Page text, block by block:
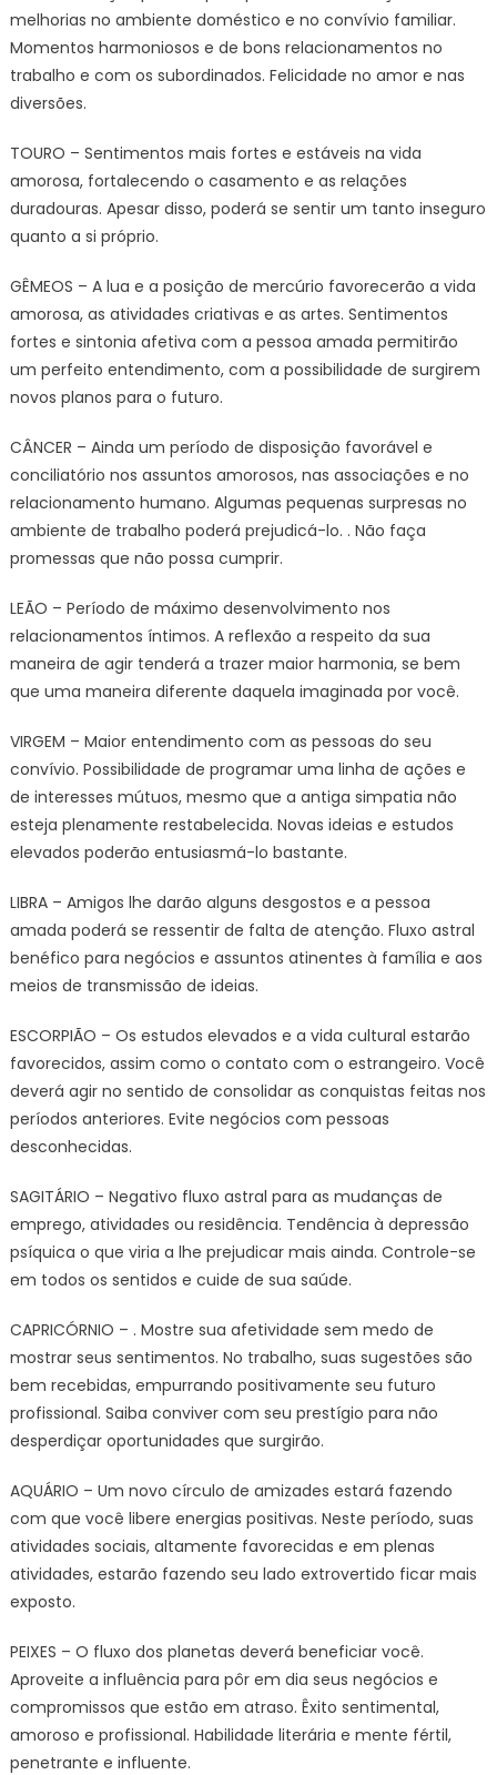
melhorias no ambiente doméstico e no convívio familiar.
Momentos harmoniosos e de bons relacionamentos no
trabalho e com os subordinados. Felicidade no amor e nas
diversões.
TOURO – Sentimentos mais fortes e estáveis na vida
amorosa, fortalecendo o casamento e as relações
duradouras. Apesar disso, poderá se sentir um tanto inseguro
quanto a si próprio.
GÊMEOS – A lua e a posição de mercúrio favorecerão a vida
amorosa, as atividades criativas e as artes. Sentimentos
fortes e sintonia afetiva com a pessoa amada permitirão
um perfeito entendimento, com a possibilidade de surgirem
novos planos para o futuro.
CÂNCER – Ainda um período de disposição favorável e
conciliatório nos assuntos amorosos, nas associações e no
relacionamento humano. Algumas pequenas surpresas no
ambiente de trabalho poderá prejudicá-lo. . Não faça
promessas que não possa cumprir.
LEÃO – Período de máximo desenvolvimento nos
relacionamentos íntimos. A reflexão a respeito da sua
maneira de agir tenderá a trazer maior harmonia, se bem
que uma maneira diferente daquela imaginada por você.
VIRGEM – Maior entendimento com as pessoas do seu
convívio. Possibilidade de programar uma linha de ações e
de interesses mútuos, mesmo que a antiga simpatia não
esteja plenamente restabelecida. Novas ideias e estudos
elevados poderão entusiasmá-lo bastante.
LIBRA – Amigos lhe darão alguns desgostos e a pessoa
amada poderá se ressentir de falta de atenção. Fluxo astral
benéfico para negócios e assuntos atinentes à família e aos
meios de transmissão de ideias.
ESCORPIÃO – Os estudos elevados e a vida cultural estarão
favorecidos, assim como o contato com o estrangeiro. Você
deverá agir no sentido de consolidar as conquistas feitas nos
períodos anteriores. Evite negócios com pessoas
desconhecidas.
SAGITÁRIO – Negativo fluxo astral para as mudanças de
emprego, atividades ou residência. Tendência à depressão
psíquica o que viria a lhe prejudicar mais ainda. Controle-se
em todos os sentidos e cuide de sua saúde.
CAPRICÓRNIO – . Mostre sua afetividade sem medo de
mostrar seus sentimentos. No trabalho, suas sugestões são
bem recebidas, empurrando positivamente seu futuro
profissional. Saiba conviver com seu prestígio para não
desperdiçar oportunidades que surgirão.
AQUÁRIO – Um novo círculo de amizades estará fazendo
com que você libere energias positivas. Neste período, suas
atividades sociais, altamente favorecidas e em plenas
atividades, estarão fazendo seu lado extrovertido ficar mais
exposto.
PEIXES – O fluxo dos planetas deverá beneficiar você.
Aproveite a influência para pôr em dia seus negócios e
compromissos que estão em atraso. Êxito sentimental,
amoroso e profissional. Habilidade literária e mente fértil,
penetrante e influente.